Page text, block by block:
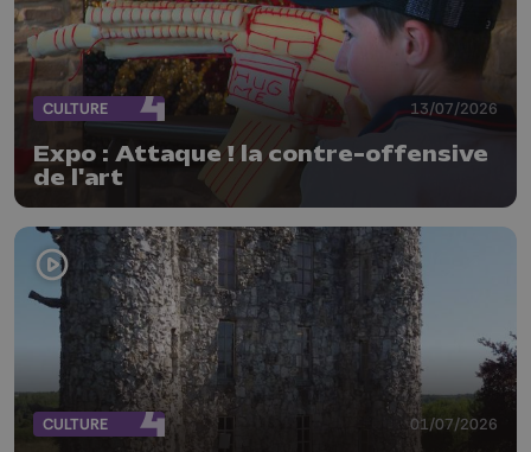
CULTURE 13/07/2026
Expo : Attaque ! la contre-offensive
de l'art
CULTURE 01/07/2026